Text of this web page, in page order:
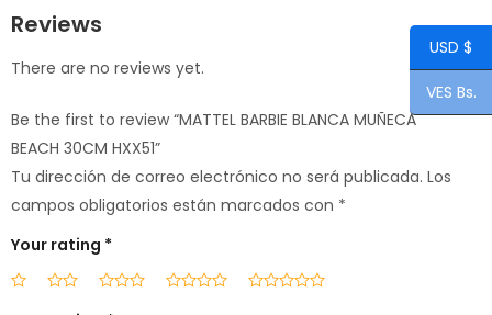
Reviews
There are no reviews yet.
Be the first to review “MATTEL BARBIE BLANCA MUÑECA
BEACH 30CM HXX51”
Tu dirección de correo electrónico no será publicada. Los
campos obligatorios están marcados con *
Your rating *
USD $
VES Bs.